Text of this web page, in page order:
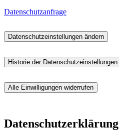
Datenschutzanfrage
Datenschutzeinstellungen ändern
Historie der Datenschutzeinstellungen
Alle Einwilligungen widerrufen
Datenschutzerklärung